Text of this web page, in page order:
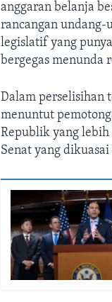
anggaran belanja
rancangan undang-
legislatif yang
bergegas menunda
Dalam perselisihan
menuntut
Republik yang lebih
Senat yang